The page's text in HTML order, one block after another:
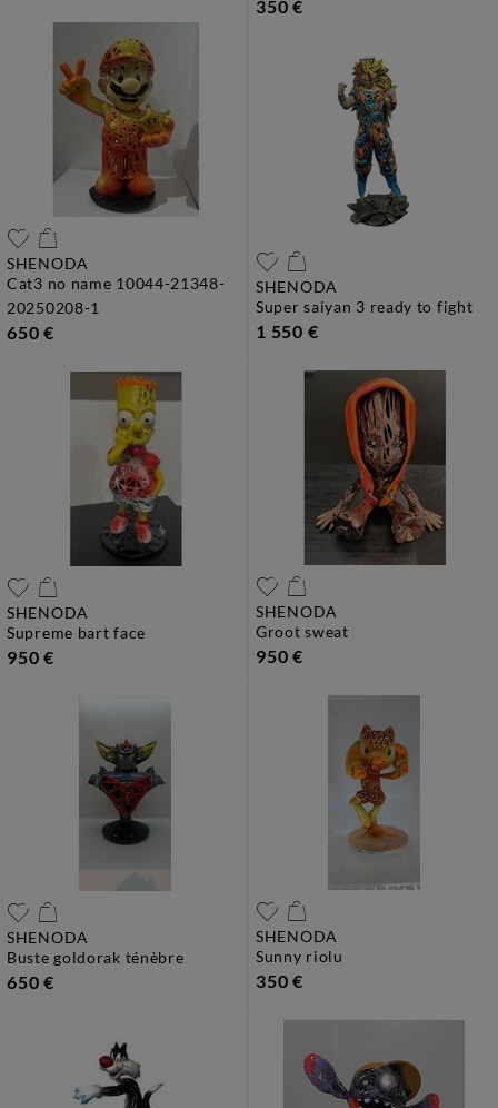
350 €
SHENODA
cat3 no name 10044-21348-
20250208-1
650 €
SHENODA
super saiyan 3 ready to fight
1 550 €
SHENODA
supreme bart face
950 €
SHENODA
groot sweat
950 €
SHENODA
buste goldorak ténèbre
650 €
SHENODA
sunny riolu
350 €